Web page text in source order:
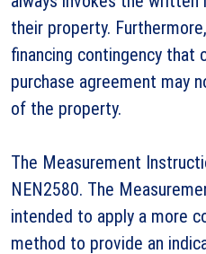
their property.
financing contingency that
purchase agreement may
of the property.
The Measurement
NEN2580. The
intended to apply a more
method to provide an